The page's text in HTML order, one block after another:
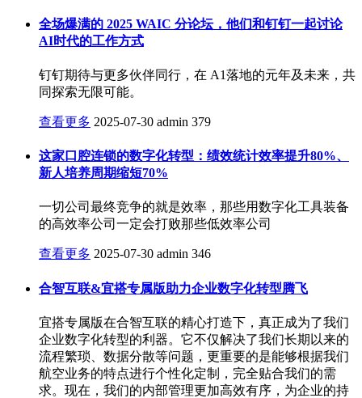
全场爆满的 2025 WAIC 分论坛，他们和钉钉一起讨论
AI时代的工作方式
钉钉期待与更多伙伴同行，在 A1落地的元年及未来，共
同探索无限可能。
查看更多 2025-07-30 admin 379
这家口腔连锁的数字化转型：绩效统计效率提升80%、
新人培养周期缩短70%
一切公司最终竞争的就是效率，那些用数字化工具装备
的高效率公司一定会打败那些低效率公司
查看更多 2025-07-30 admin 346
合智互联&宜搭专属版助力企业数字化转型腾飞
宜搭专属版在合智互联的精心打造下，真正成为了我们
企业数字化转型的利器。它不仅解决了我们长期以来的
流程繁琐、数据分散等问题，更重要的是能够根据我们
航空业务的特点进行个性化定制，完全贴合我们的需
求。现在，我们的内部管理更加高效有序，为企业的持